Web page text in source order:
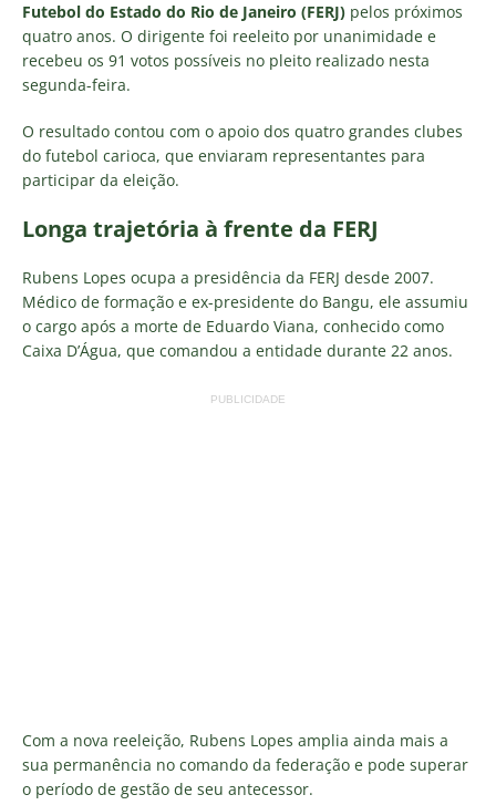
Futebol do Estado do Rio de Janeiro (FERJ) pelos próximos
quatro anos. O dirigente foi reeleito por unanimidade e
recebeu os 91 votos possíveis no pleito realizado nesta
segunda-feira.
O resultado contou com o apoio dos quatro grandes clubes
do futebol carioca, que enviaram representantes para
participar da eleição.
Longa trajetória à frente da FERJ
Rubens Lopes ocupa a presidência da FERJ desde 2007.
Médico de formação e ex-presidente do Bangu, ele assumiu
o cargo após a morte de Eduardo Viana, conhecido como
Caixa D’Água, que comandou a entidade durante 22 anos.
PUBLICIDADE
Com a nova reeleição, Rubens Lopes amplia ainda mais a
sua permanência no comando da federação e pode superar
o período de gestão de seu antecessor.